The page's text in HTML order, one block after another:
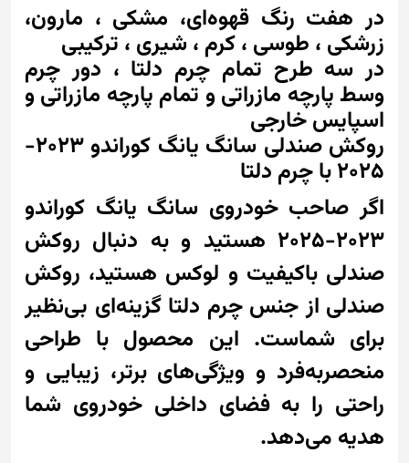
در هفت رنگ قهوه‌ای، مشکی ، مارون،
زرشکی ، طوسی ، کرم ، شیری ، ترکیبی
در سه طرح تمام چرم دلتا ، دور چرم
وسط پارچه مازراتی و تمام پارچه مازراتی و
اسپایس خارجی
روکش صندلی سانگ یانگ کوراندو 2023-
2025 با چرم دلتا
اگر صاحب خودروی سانگ یانگ کوراندو
2023-2025 هستید و به دنبال روکش
صندلی باکیفیت و لوکس هستید، روکش
صندلی از جنس چرم دلتا گزینه‌ای بی‌نظیر
برای شماست. این محصول با طراحی
منحصربه‌فرد و ویژگی‌های برتر، زیبایی و
راحتی را به فضای داخلی خودروی شما
هدیه می‌دهد.